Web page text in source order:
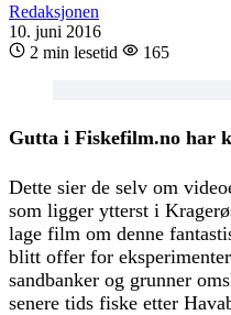
Redaksjonen
10. juni 2016
2 min lesetid
165
Gutta i Fiskefilm.no har
Dette sier de selv om
som ligger ytterst i
lage film om denne
blitt offer for
sandbanker og grunner
senere tids fiske etter